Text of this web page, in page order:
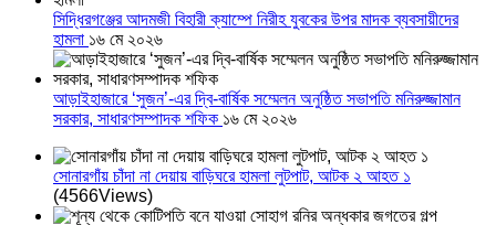
সিদ্ধিরগঞ্জের আদমজী বিহারী ক্যাম্পে নিরীহ যুবকের উপর মাদক ব্যবসায়ীদের
হামলা ১৬ মে ২০২৬
আড়াইহাজারে ‘সুজন’-এর দ্বি-বার্ষিক সম্মেলন অনুষ্ঠিত সভাপতি মনিরুজ্জামান
সরকার, সাধারণসম্পাদক শফিক ১৬ মে ২০২৬
সোনারগাঁয় চাঁদা না দেয়ায় বাড়িঘরে হামলা লুটপাট, আটক ২ আহত ১
(4566Views)